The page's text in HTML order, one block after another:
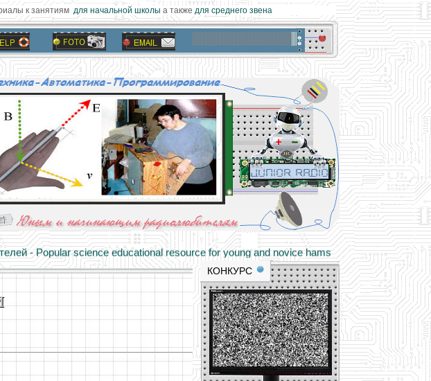
к занятиямдля начальной школыа такжедля среднего звена
- Popular science educational resource for young and novice hams
electricity, educational materials and professional experience
КОНКУРС